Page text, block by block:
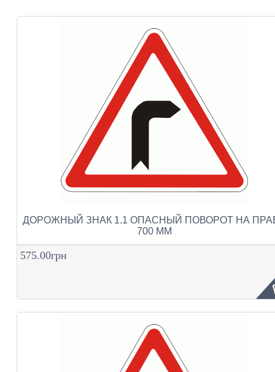
ДОРОЖНЫЙ ЗНАК 1.1 ОПАСНЫЙ ПОВОРОТ НА
700 ММ
575.00грн